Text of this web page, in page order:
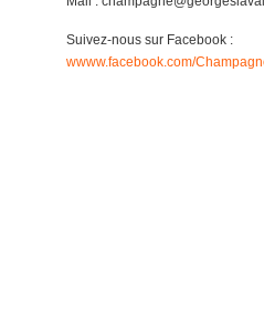
Suivez-nous sur Facebook :
wwww.facebook.com/